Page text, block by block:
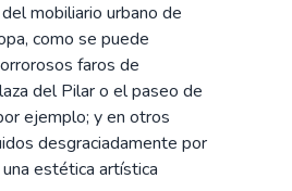
mobiliario urbano de
como se puede
faros de
del Pilar o el paseo de
ejemplo; y en otros
desgraciadamente por
estética artística